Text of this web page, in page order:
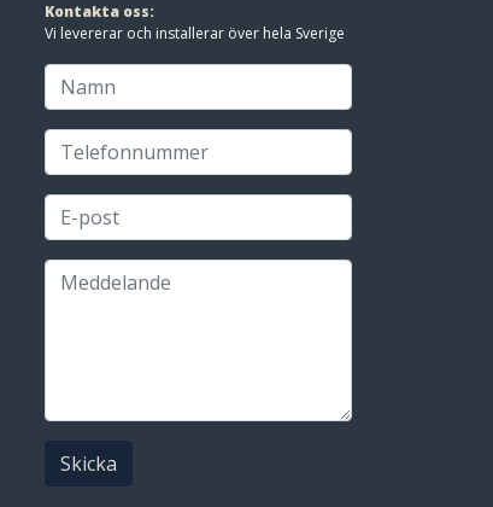
Kontakta oss:
Vi levererar och installerar över hela Sverige